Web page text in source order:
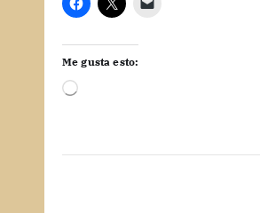
Me gusta esto:
C
a